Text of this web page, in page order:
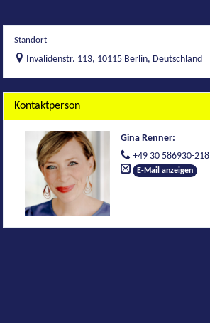
Standort
Invalidenstr. 113, 10115 Berlin, Deutschland
Kontaktperson
Gina Renner:
+49 30 586930-218
E-Mail anzeigen